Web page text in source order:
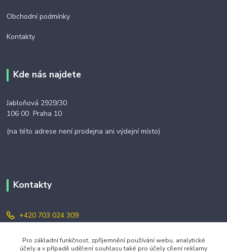
Obchodní podmínky
Kontakty
Kde nás najdete
Jabloňová 2929/30
106 00 Praha 10
(na této adrese není prodejna ani výdejní místo)
Kontakty
+420 703 024 309
objednavky@zavazuj.cz
Pro základní funkčnost, zpříjemnění používání webu, analytické
účely a v případě udělení souhlasu také pro účely cílení reklamy